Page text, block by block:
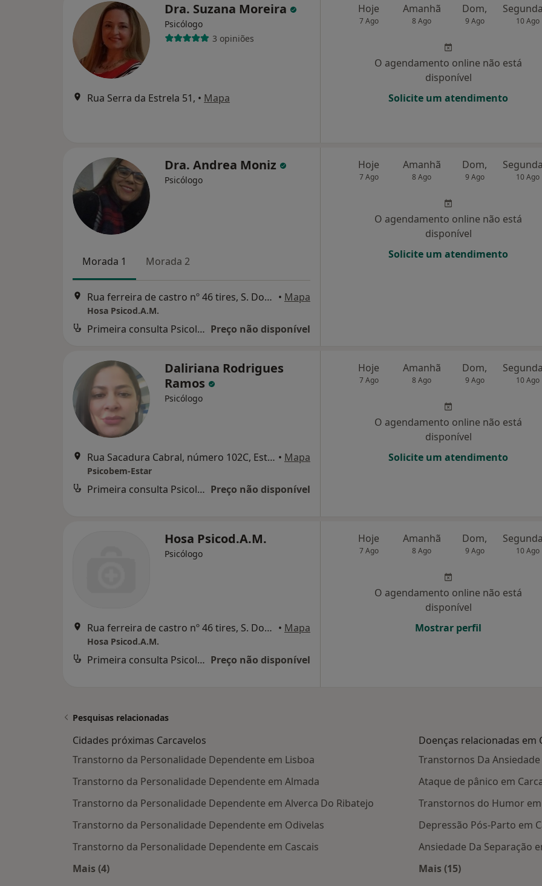
Dra. Suzana Moreira
Psicólogo
3 opiniões
Rua Serra da Estrela 51, • Mapa
Hoje
7 Ago
Amanhã
8 Ago
Dom,
9 Ago 10 Ago
O agendamento online não está
disponível
Solicite um atendimento
Dra. Andrea Moniz
Psicólogo
Morada 1 Morada 2
Rua ferreira de castro nº 46 tires, S. Domingos de Rana • Mapa
Hosa Psicod.A.M.
Primeira consulta Psicologia Preço não disponível
Hoje
7 Ago
Amanhã
8 Ago
Dom,
9 Ago 10 Ago
O agendamento online não está
disponível
Solicite um atendimento
Daliriana Rodrigues
Ramos
Psicólogo
Rua Sacadura Cabral, número 102C, Estoril • Mapa
Psicobem-Estar
Primeira consulta Psicologia Preço não disponível
Hoje
7 Ago
Amanhã
8 Ago
Dom,
9 Ago 10 Ago
O agendamento online não está
disponível
Solicite um atendimento
Hosa Psicod.A.M.
Psicólogo
Rua ferreira de castro nº 46 tires, S. Domingos de Rana • Mapa
Hosa Psicod.A.M.
Primeira consulta Psicologia Preço não disponível
Hoje
7 Ago
Amanhã
8 Ago
Dom,
9 Ago 10 Ago
O agendamento online não está
disponível
Mostrar perfil
Pesquisas relacionadas
Cidades próximas Carcavelos
Transtorno da Personalidade Dependente em Lisboa
Transtorno da Personalidade Dependente em Almada
Transtorno da Personalidade Dependente em Alverca Do Ribatejo
Transtorno da Personalidade Dependente em Odivelas
Transtorno da Personalidade Dependente em Cascais
Mais (4)
Doenças relacionadas em
Transtornos Da
Ataque de pânico em
Transtornos do Humor em
Depressão Pós-Parto em
Ansiedade Da Separação
Mais (15)